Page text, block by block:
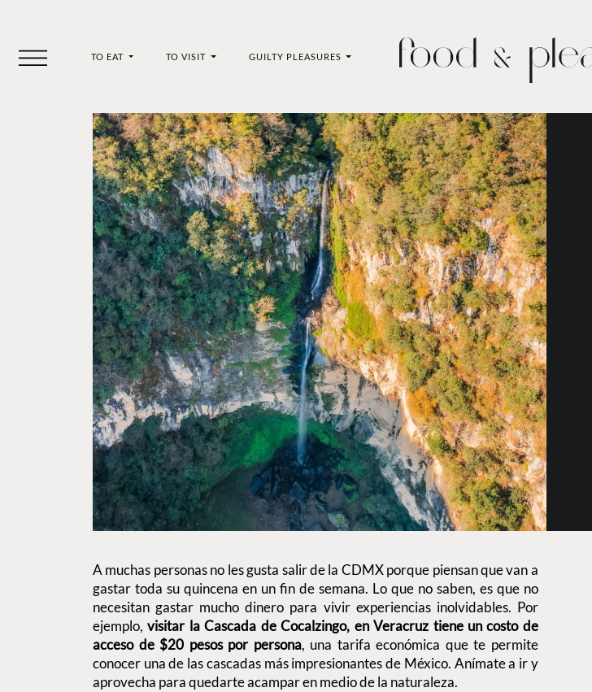
TO EAT TO VISIT GUILTY PLEASURES
A muchas personas no les gusta salir de la CDMX porque piensan que van a
gastar toda su quincena en un fin de semana. Lo que no saben, es que no
necesitan gastar mucho dinero para vivir experiencias inolvidables. Por
ejemplo, visitar la Cascada de Cocalzingo, en Veracruz tiene un costo de
acceso de $20 pesos por persona, una tarifa económica que te permite
conocer una de las cascadas más impresionantes de México. Anímate a ir y
aprovecha para quedarte acampar en medio de la naturaleza.